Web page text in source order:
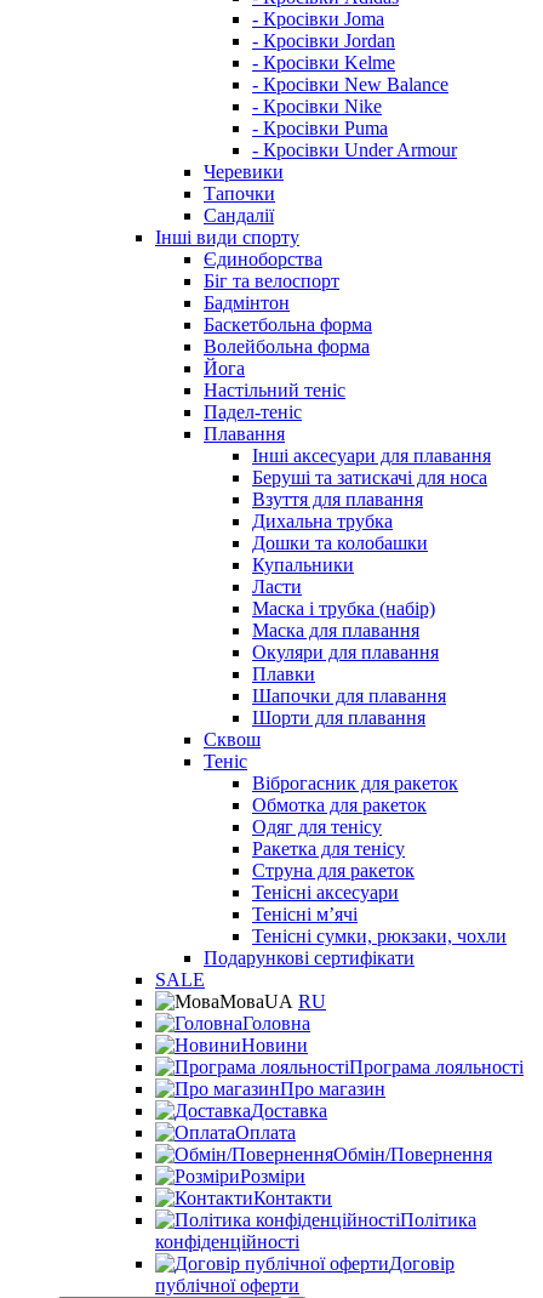
- Кросівки Joma
- Кросівки Jordan
- Кросівки Kelme
- Кросівки New Balance
- Кросівки Nike
- Кросівки Puma
- Кросівки Under Armour
Черевики
Тапочки
Сандалії
Інші види спорту
Єдиноборства
Біг та велоспорт
Бадмінтон
Баскетбольна форма
Волейбольна форма
Йога
Настільний теніс
Падел-теніс
Плавання
Інші аксесуари для плавання
Беруші та затискачі для носа
Взуття для плавання
Дихальна трубка
Дошки та колобашки
Купальники
Ласти
Маска і трубка (набір)
Маска для плавання
Окуляри для плавання
Плавки
Шапочки для плавання
Шорти для плавання
Сквош
Теніс
Віброгасник для ракеток
Обмотка для ракеток
Одяг для тенісу
Ракетка для тенісу
Струна для ракеток
Тенісні аксесуари
Тенісні мʼячі
Тенісні сумки, рюкзаки, чохли
Подарункові сертифікати
SALE
МоваUA RU
Головна
Новини
Програма лояльності
Про магазин
Доставка
Оплата
Обмін/Повернення
Розміри
Контакти
Політика
конфіденційності
Договір
публічної оферти